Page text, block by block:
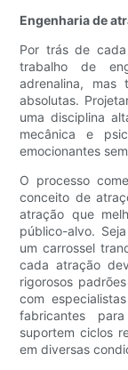
Engenharia de
Por trás de
trabalho de
adrenalina, mas
absolutas.
uma disciplina
mecânica e
emocionantes
O processo
conceito de
atração que
público-alvo.
um carrossel
cada atração
rigorosos
com
fabricantes
suportem ciclos
em diversas